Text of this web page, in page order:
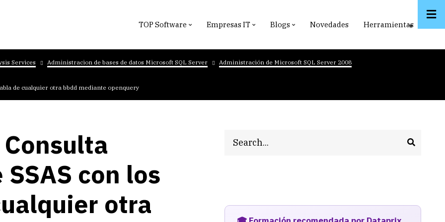
TOP Software Empresas IT Blogs Novedades Herramientas
Services Administracion de bases de datos Microsoft SQL Server Administración de Microsoft SQL Server 2008
de cualquier otra bbdd mediante openquery
con los
otra